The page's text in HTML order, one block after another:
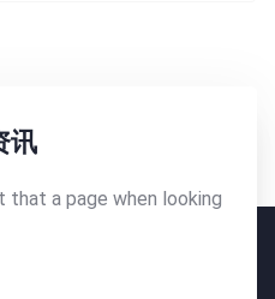
讯
a page when looking